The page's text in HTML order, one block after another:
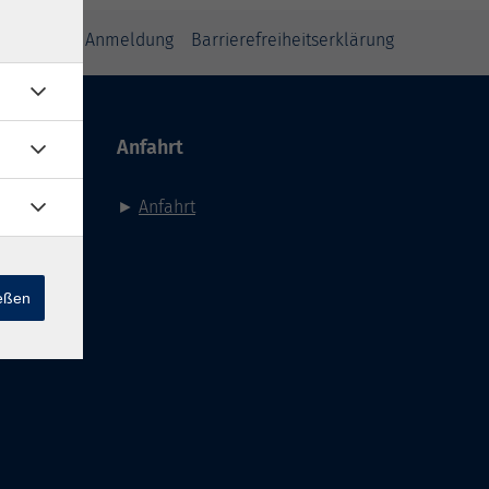
zur Anmeldung Barrierefreiheitserklärung
Anfahrt
► Anfahrt